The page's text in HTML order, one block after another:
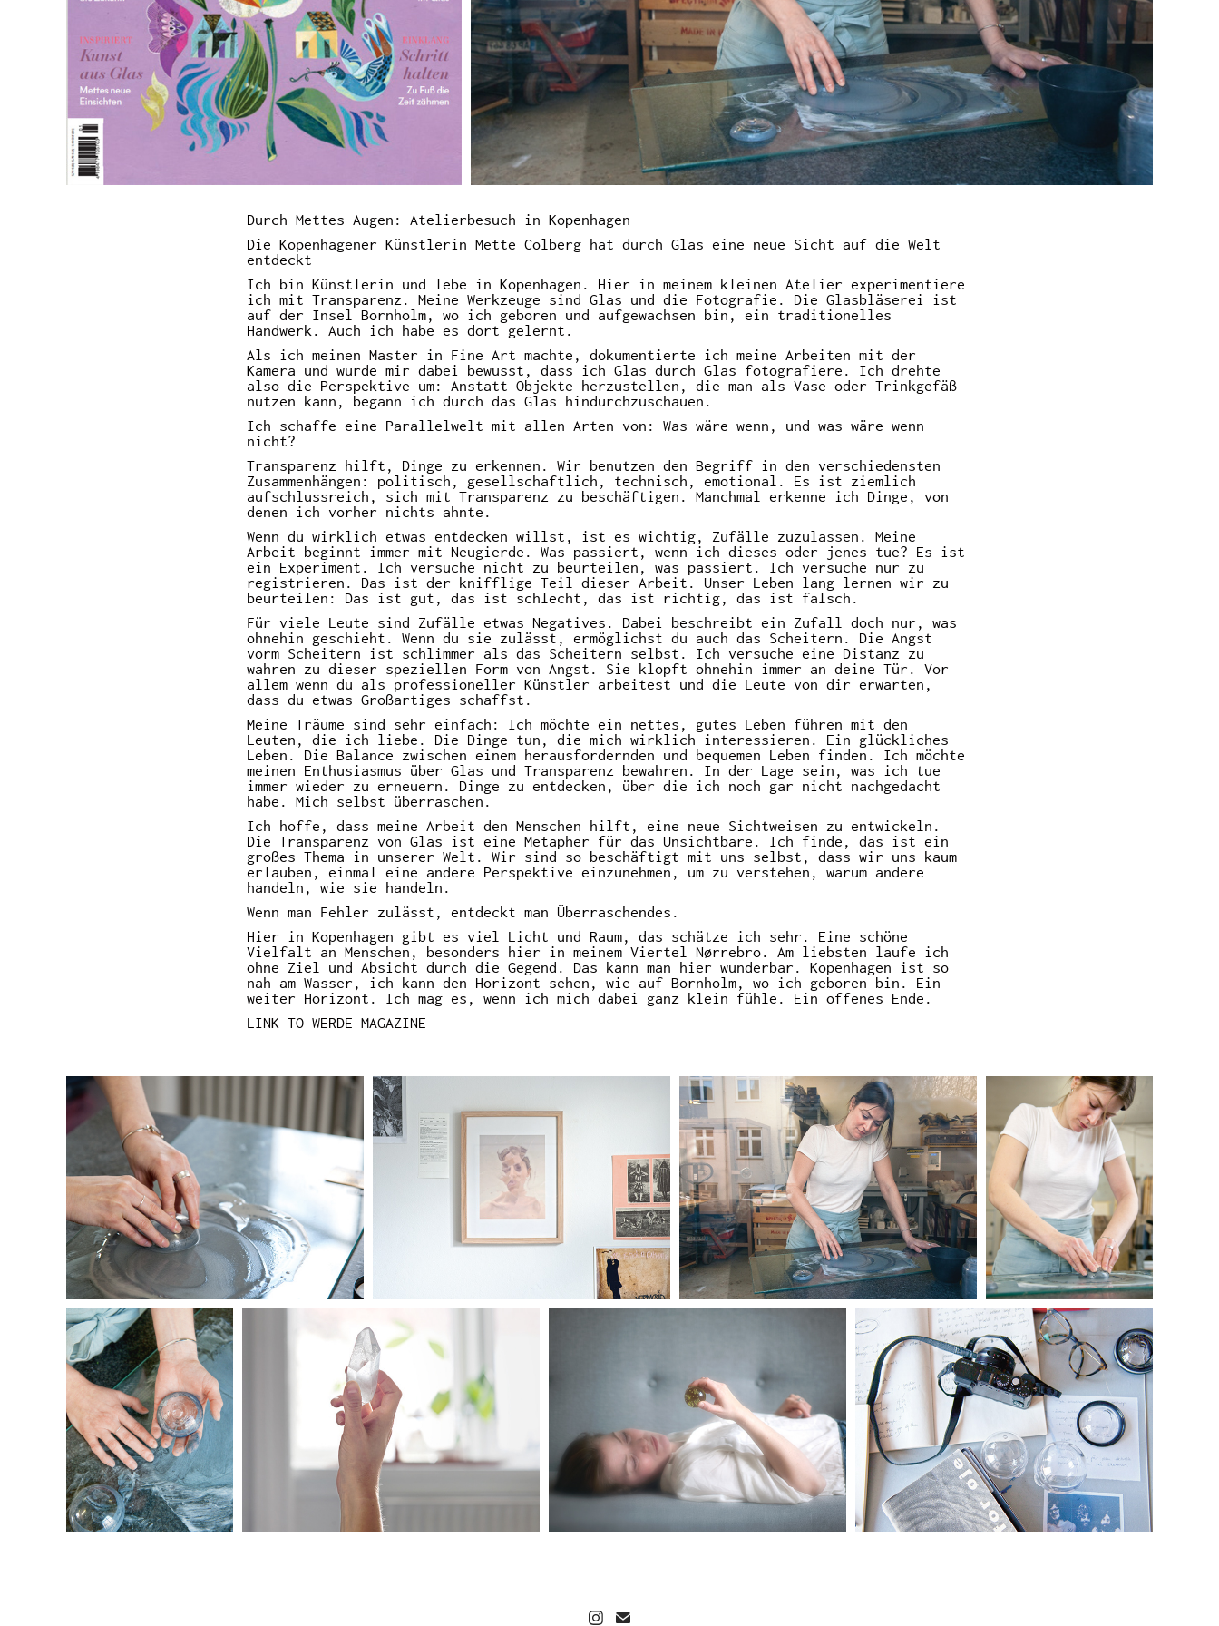
Durch Mettes Augen: Atelierbesuch in Kopenhagen
Die Kopenhagener Künstlerin Mette Colberg hat durch Glas eine neue Sicht auf die Welt
entdeckt
Ich bin Künstlerin und lebe in Kopenhagen. Hier in meinem kleinen Atelier experimentiere
ich mit Transparenz. Meine Werkzeuge sind Glas und die Fotografie. Die Glasbläserei ist
auf der Insel Bornholm, wo ich geboren und aufgewachsen bin, ein traditionelles
Handwerk. Auch ich habe es dort gelernt.
Als ich meinen Master in Fine Art machte, dokumentierte ich meine Arbeiten mit der
Kamera und wurde mir dabei bewusst, dass ich Glas durch Glas fotografiere. Ich drehte
also die Perspektive um: Anstatt Objekte herzustellen, die man als Vase oder Trinkgefäß
nutzen kann, begann ich durch das Glas hindurchzuschauen.
Ich schaffe eine Parallelwelt mit allen Arten von: Was wäre wenn, und was wäre wenn
nicht?
Transparenz hilft, Dinge zu erkennen. Wir benutzen den Begriff in den verschiedensten
Zusammenhängen: politisch, gesellschaftlich, technisch, emotional. Es ist ziemlich
aufschlussreich, sich mit Transparenz zu beschäftigen. Manchmal erkenne ich Dinge, von
denen ich vorher nichts ahnte.
Wenn du wirklich etwas entdecken willst, ist es wichtig, Zufälle zuzulassen. Meine
Arbeit beginnt immer mit Neugierde. Was passiert, wenn ich dieses oder jenes tue? Es ist
ein Experiment. Ich versuche nicht zu beurteilen, was passiert. Ich versuche nur zu
registrieren. Das ist der knifflige Teil dieser Arbeit. Unser Leben lang lernen wir zu
beurteilen: Das ist gut, das ist schlecht, das ist richtig, das ist falsch.
Für viele Leute sind Zufälle etwas Negatives. Dabei beschreibt ein Zufall doch nur, was
ohnehin geschieht. Wenn du sie zulässt, ermöglichst du auch das Scheitern. Die Angst
vorm Scheitern ist schlimmer als das Scheitern selbst. Ich versuche eine Distanz zu
wahren zu dieser speziellen Form von Angst. Sie klopft ohnehin immer an deine Tür. Vor
allem wenn du als professioneller Künstler arbeitest und die Leute von dir erwarten,
dass du etwas Großartiges schaffst.
Meine Träume sind sehr einfach: Ich möchte ein nettes, gutes Leben führen mit den
Leuten, die ich liebe. Die Dinge tun, die mich wirklich interessieren. Ein glückliches
Leben. Die Balance zwischen einem herausfordernden und bequemen Leben finden. Ich möchte
meinen Enthusiasmus über Glas und Transparenz bewahren. In der Lage sein, was ich tue
immer wieder zu erneuern. Dinge zu entdecken, über die ich noch gar nicht nachgedacht
habe. Mich selbst überraschen.
Ich hoffe, dass meine Arbeit den Menschen hilft, eine neue Sichtweisen zu entwickeln.
Die Transparenz von Glas ist eine Metapher für das Unsichtbare. Ich finde, das ist ein
großes Thema in unserer Welt. Wir sind so beschäftigt mit uns selbst, dass wir uns kaum
erlauben, einmal eine andere Perspektive einzunehmen, um zu verstehen, warum andere
handeln, wie sie handeln.
Wenn man Fehler zulässt, entdeckt man Überraschendes.
Hier in Kopenhagen gibt es viel Licht und Raum, das schätze ich sehr. Eine schöne
Vielfalt an Menschen, besonders hier in meinem Viertel Nørrebro. Am liebsten laufe ich
ohne Ziel und Absicht durch die Gegend. Das kann man hier wunderbar. Kopenhagen ist so
nah am Wasser, ich kann den Horizont sehen, wie auf Bornholm, wo ich geboren bin. Ein
weiter Horizont. Ich mag es, wenn ich mich dabei ganz klein fühle. Ein offenes Ende.
LINK TO WERDE MAGAZINE